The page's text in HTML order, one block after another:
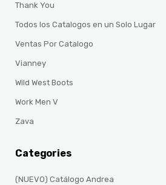
Thank You
Todos los Catalogos en un Solo Lugar
Ventas Por Catalogo
Vianney
Wild West Boots
Work Men V
Zava
Categories
(NUEVO) Catálogo Andrea